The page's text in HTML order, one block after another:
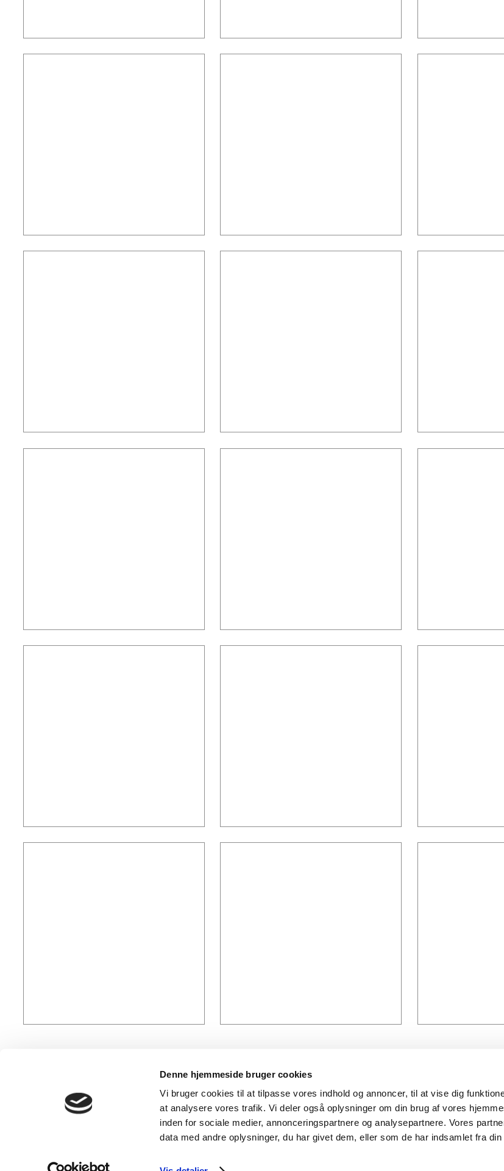
Denne hjemmeside bruger cookies
Vi bruger cookies til at tilpasse vores indhold og annoncer, til at vise dig
at analysere vores trafik. Vi deler også oplysninger om din brug af vores
inden for sociale medier, annonceringspartnere og analysepartnere. Vores
data med andre oplysninger, du har givet dem, eller som de har indsamlet fra
​PS Stilladser ApS
Kontakt os
Telefon:86 48 99 00
E-mail:info@psstilladser.dk
Sandgårdsvej 6
8950 Ørsted